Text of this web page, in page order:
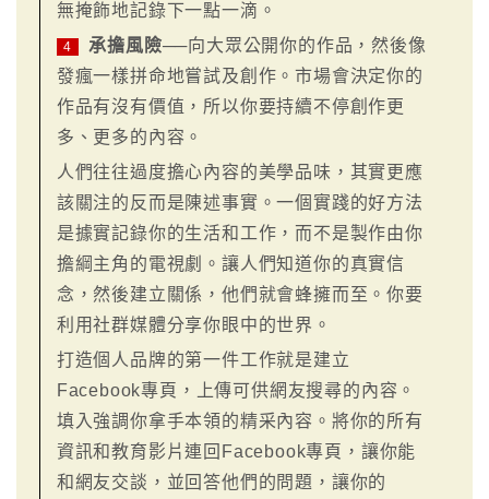
無掩飾地記錄下一點一滴。
4 承擔風險──向大眾公開你的作品，然後像
發瘋一樣拼命地嘗試及創作。市場會決定你的
作品有沒有價值，所以你要持續不停創作更
多、更多的內容。
人們往往過度擔心內容的美學品味，其實更應
該關注的反而是陳述事實。一個實踐的好方法
是據實記錄你的生活和工作，而不是製作由你
擔綱主角的電視劇。讓人們知道你的真實信
念，然後建立關係，他們就會蜂擁而至。你要
利用社群媒體分享你眼中的世界。
打造個人品牌的第一件工作就是建立
Facebook專頁，上傳可供網友搜尋的內容。
填入強調你拿手本領的精采內容。將你的所有
資訊和教育影片連回Facebook專頁，讓你能
和網友交談，並回答他們的問題，讓你的